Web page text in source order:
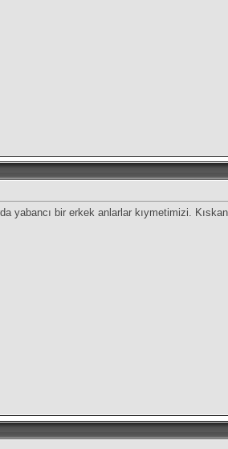
yabancı bir erkek anlarlar kıymetimizi.